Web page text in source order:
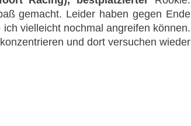
gemacht. Leider haben gegen Ende
vielleicht nochmal angreifen können.
und dort versuchen wieder